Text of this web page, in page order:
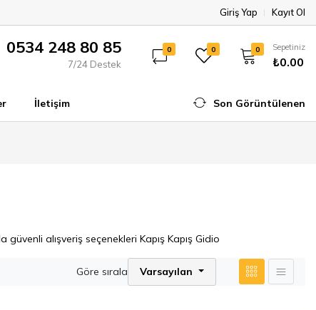
Giriş Yap Kayıt Ol
0534 248 80 85
7/24 Destek
0 0 0 Sepetiniz
₺0.00
İletişim Son Görüntülenen
alışveriş seçenekleri Kapış Kapış Gidio
Göre sırala Varsayılan